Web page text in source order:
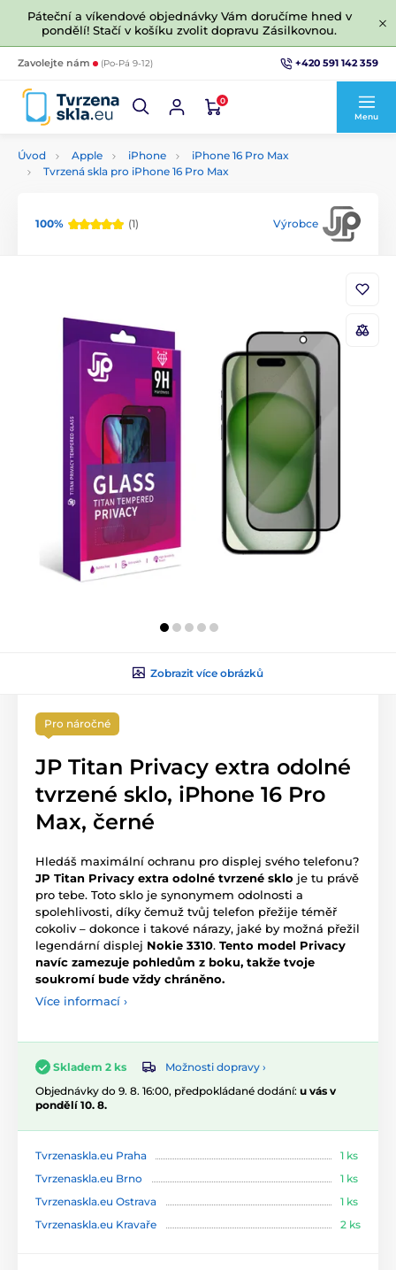
Páteční a víkendové objednávky Vám doručíme hned v
pondělí! Stačí v košíku zvolit dopravu Zásilkovnou.
Zavolejte nám (Po-Pá 9-12) +420 591 142 359
0
Menu
Úvod Apple iPhone
iPhone 16 Pro Max
Tvrzená skla pro iPhone 16 Pro Max
100% (1) Výrobce
Zobrazit více obrázků
Pro náročné
JP Titan Privacy extra odolné
tvrzené sklo, iPhone 16 Pro
Max, černé
Hledáš maximální ochranu pro displej svého telefonu?
JP Titan Privacy extra odolné tvrzené sklo je tu právě
pro tebe. Toto sklo je synonymem odolnosti a
spolehlivosti, díky čemuž tvůj telefon přežije téměř
cokoliv – dokonce i takové nárazy, jaké by možná přežil
legendární displej Nokie 3310. Tento model Privacy
navíc zamezuje pohledům z boku, takže tvoje
soukromí bude vždy chráněno.
Více informací ›
Skladem 2 ks
Možnosti dopravy ›
Objednávky do 9. 8. 16:00, předpokládané dodání: u vás v
pondělí 10. 8.
Tvrzenaskla.eu Praha
1 ks
Tvrzenaskla.eu Brno
1 ks
Tvrzenaskla.eu Ostrava
1 ks
Tvrzenaskla.eu Kravaře
2 ks